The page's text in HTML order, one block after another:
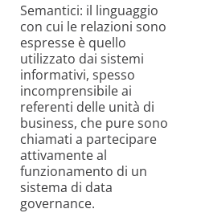
Semantici: il linguaggio
con cui le relazioni sono
espresse è quello
utilizzato dai sistemi
informativi, spesso
incomprensibile ai
referenti delle unità di
business, che pure sono
chiamati a partecipare
attivamente al
funzionamento di un
sistema di data
governance.